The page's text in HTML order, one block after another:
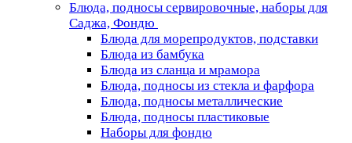
Блюда, подносы сервировочные, наборы для
Саджа, Фондю
Блюда для морепродуктов, подставки
Блюда из бамбука
Блюда из сланца и мрамора
Блюда, подносы из стекла и фарфора
Блюда, подносы металлические
Блюда, подносы пластиковые
Наборы для фондю